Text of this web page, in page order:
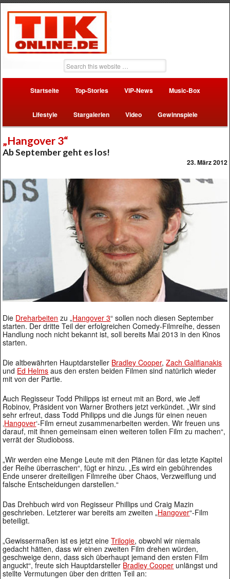
Startseite Top-Stories VIP-News Music-Box
Lifestyle Stargalerien Video Gewinnspiele
„Hangover 3“
Ab September geht es los!
23. März 2012
Die Dreharbeiten zu „Hangover 3“ sollen noch diesen September
starten. Der dritte Teil der erfolgreichen Comedy-Filmreihe, dessen
Handlung noch nicht bekannt ist, soll bereits Mai 2013 in den Kinos
starten.
Die altbewährten Hauptdarsteller Bradley Cooper,Zach Galifianakis
und Ed Helms aus den ersten beiden Filmen sind natürlich wieder
mit von der Partie.
Auch Regisseur Todd Philipps ist erneut mit an Bord, wie Jeff
Robinov, Präsident von Warner Brothers jetzt verkündet. „Wir sind
sehr erfreut, dass Todd Philipps und die Jungs für einen neuen
‚Hangover‘-Film erneut zusammenarbeiten werden. Wir freuen uns
darauf, mit ihnen gemeinsam einen weiteren tollen Film zu machen“,
verrät der Studioboss.
„Wir werden eine Menge Leute mit den Plänen für das letzte Kapitel
der Reihe überraschen“, fügt er hinzu. „Es wird ein gebührendes
Ende unserer dreiteiligen Filmreihe über Chaos, Verzweiflung und
falsche Entscheidungen darstellen.“
Das Drehbuch wird von Regisseur Phillips und Craig Mazin
geschrieben. Letzterer war bereits am zweiten „Hangover“-Film
beteiligt.
„Gewissermaßen ist es jetzt eineTrilogie, obwohl wir niemals
gedacht hätten, dass wir einen zweiten Film drehen würden,
geschweige denn, dass sich überhaupt jemand den ersten Film
anguckt“, freute sich Hauptdarsteller Bradley Cooper unlängst und
stellte Vermutungen über den dritten Teil an: